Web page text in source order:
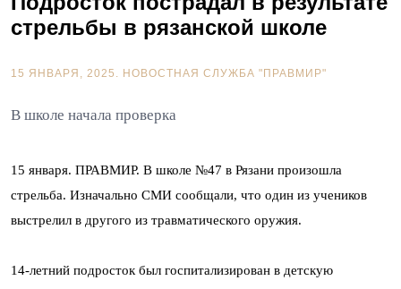
стрельбы в рязанской школе
15 ЯНВАРЯ, 2025. НОВОСТНАЯ СЛУЖБА "ПРАВМИР"
В школе начала проверка
15 января. ПРАВМИР. В школе №47 в Рязани произошла
стрельба. Изначально СМИ сообщали, что один из учеников
выстрелил в другого из травматического оружия.
14-летний подросток был госпитализирован в детскую